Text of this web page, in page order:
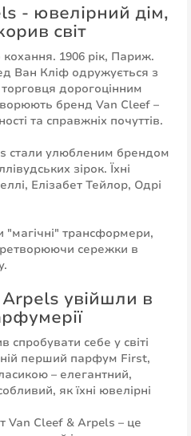
- ювелірний дім,
світ
1906 рік, Париж.
Ван Кліф одружується з
дорогоцінним
бренд Van Cleef –
та справжніх почуттів.
стали улюбленим брендом
зірок. Їхні
Елізабет Тейлор, Одрі
трансформери,
сережки в
увійшли в
спробувати себе у світі
перший парфум First,
– елегантний,
як їхні ювелірні
Van Cleef & Arpels – це